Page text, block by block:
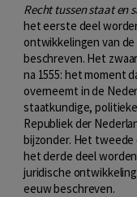
Recht tussen staat en
het eerste deel
ontwikkelingen van
beschreven. Het
na 1555: het moment
overneemt in de
staatkundige,
Republiek der
bijzonder. Het tweede
het derde deel
juridische
eeuw beschreven.